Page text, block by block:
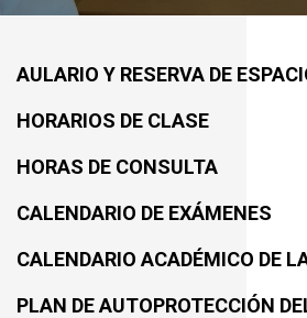
AULARIO Y RESERVA DE
HORARIOS DE CLASE
HORAS DE CONSULTA
CALENDARIO DE EXÁMENES
CALENDARIO ACADÉMICO DE
PLAN DE AUTOPROTECCIÓN